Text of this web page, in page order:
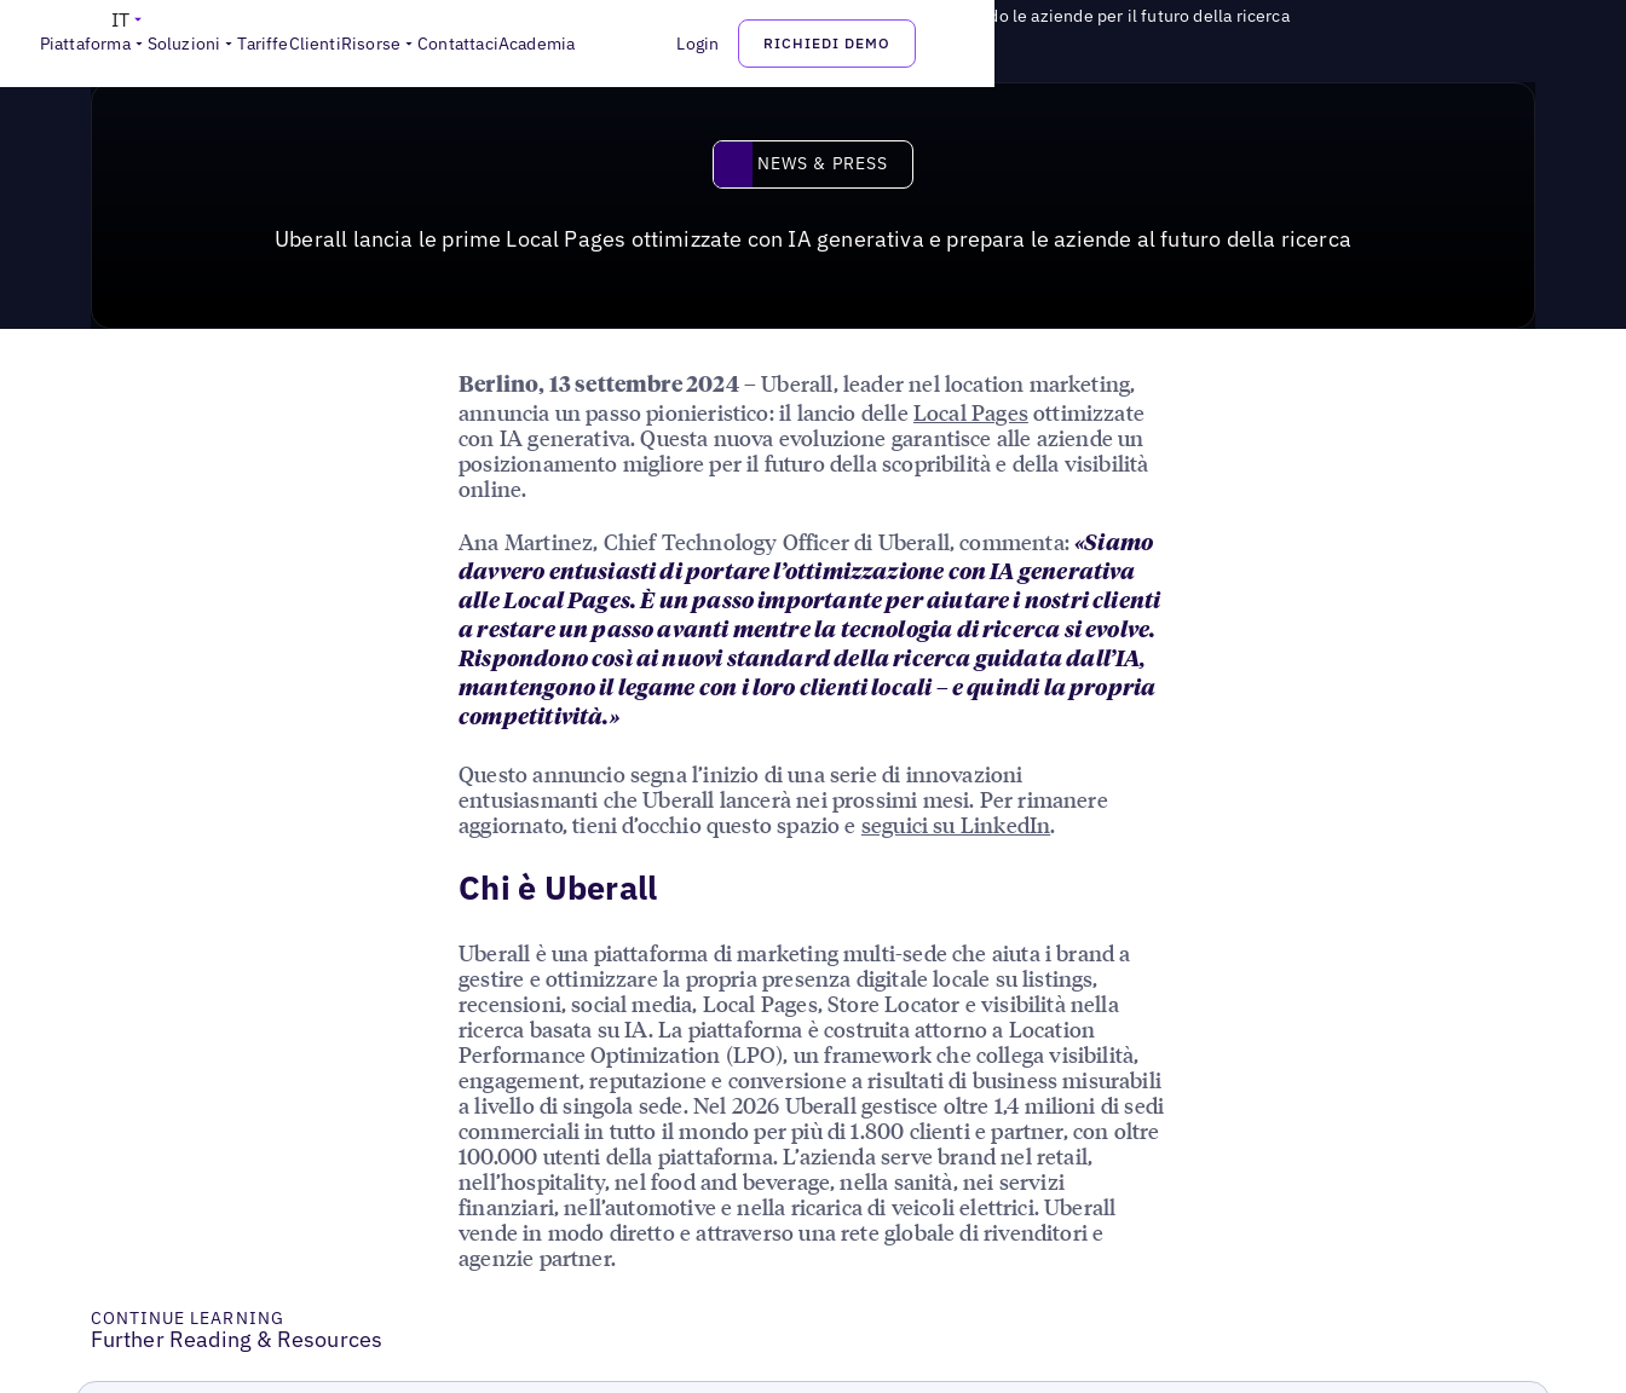
Piattaforma Soluzioni TariffeClientiRisorse ContattaciAcademia Login RICHIEDI DEMO
IT
News & Press Uberall lancia le prime pagine locali ottimizzate per l'intelligenza artificiale generativa, preparando le aziende per il futuro della ricerca
News & Press
NEWS & PRESS
Uberall lancia le prime Local Pages ottimizzate con IA generativa e prepara le aziende al futuro della ricerca
Berlino, 13 settembre 2024– Uberall, leader nel location marketing,
annuncia un passo pionieristico: il lancio delle Local Pagesottimizzate
con IA generativa. Questa nuova evoluzione garantisce alle aziende un
posizionamento migliore per il futuro della scopribilità e della visibilità
online.
Ana Martinez, Chief Technology Officer di Uberall, commenta:«Siamo
davvero entusiasti di portare l’ottimizzazione con IA generativa
alle Local Pages. È un passo importante per aiutare i nostri clienti
a restare un passo avanti mentre la tecnologia di ricerca si evolve.
Rispondono così ai nuovi standard della ricerca guidata dall’IA,
mantengono il legame con i loro clienti locali – e quindi la propria
competitività.»
Questo annuncio segna l’inizio di una serie di innovazioni
entusiasmanti che Uberall lancerà nei prossimi mesi. Per rimanere
aggiornato, tieni d’occhio questo spazio e seguici su LinkedIn.
Chi è Uberall
Uberall è una piattaforma di marketing multi-sede che aiuta i brand a
gestire e ottimizzare la propria presenza digitale locale su listings,
recensioni, social media, Local Pages, Store Locator e visibilità nella
ricerca basata su IA. La piattaforma è costruita attorno a Location
Performance Optimization (LPO), un framework che collega visibilità,
engagement, reputazione e conversione a risultati di business misurabili
a livello di singola sede. Nel 2026 Uberall gestisce oltre 1,4 milioni di sedi
commerciali in tutto il mondo per più di 1.800 clienti e partner, con oltre
100.000 utenti della piattaforma. L’azienda serve brand nel retail,
nell’hospitality, nel food and beverage, nella sanità, nei servizi
finanziari, nell’automotive e nella ricarica di veicoli elettrici. Uberall
vende in modo diretto e attraverso una rete globale di rivenditori e
agenzie partner.
CONTINUE LEARNING
Further Reading & Resources